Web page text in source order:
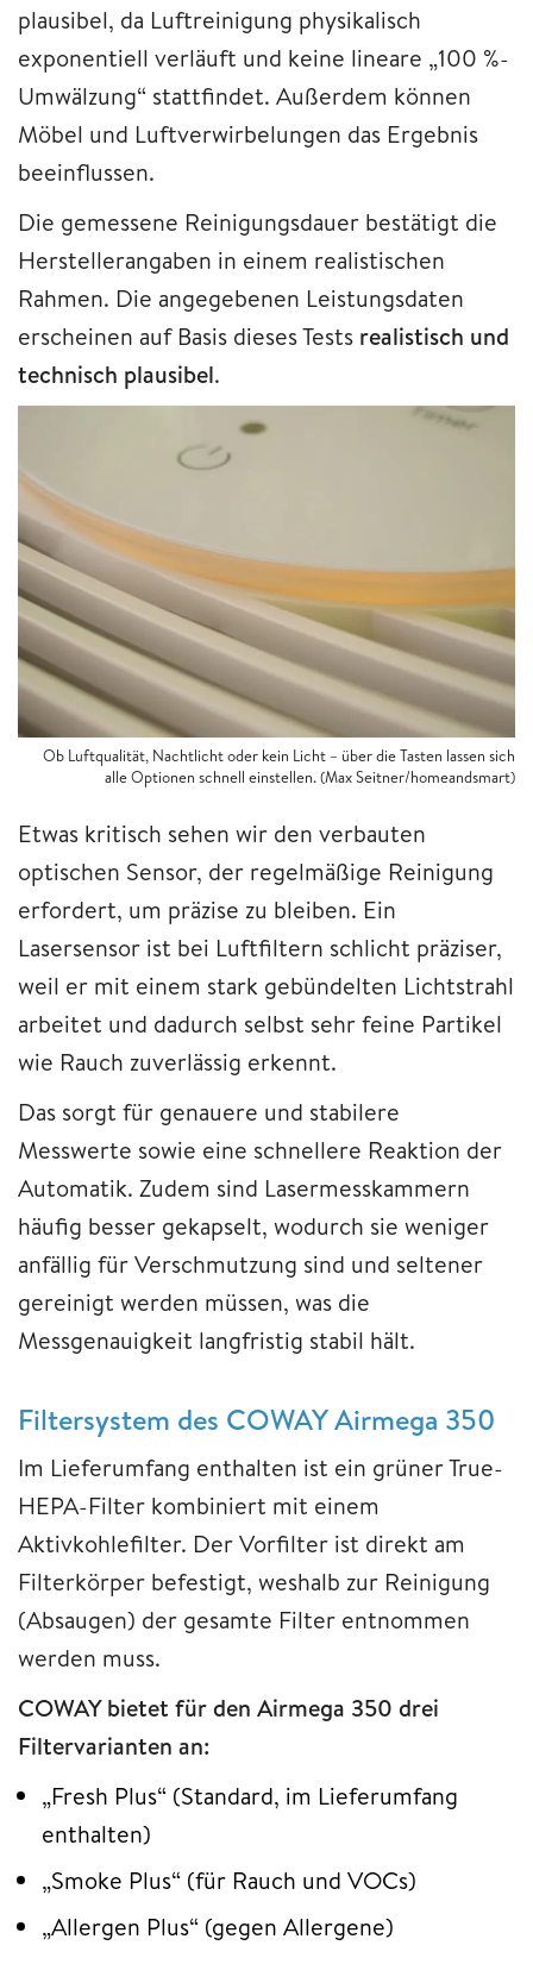
plausibel, da Luftreinigung physikalisch
exponentiell verläuft und keine lineare „100 %-
Umwälzung“ stattfindet. Außerdem können
Möbel und Luftverwirbelungen das Ergebnis
beeinflussen.
Die gemessene Reinigungsdauer bestätigt die
Herstellerangaben in einem realistischen
Rahmen. Die angegebenen Leistungsdaten
erscheinen auf Basis dieses Tests realistisch und
technisch plausibel.
Ob Luftqualität, Nachtlicht oder kein Licht – über die Tasten lassen sich
alle Optionen schnell einstellen. (Max Seitner/homeandsmart)
Etwas kritisch sehen wir den verbauten
optischen Sensor, der regelmäßige Reinigung
erfordert, um präzise zu bleiben. Ein
Lasersensor ist bei Luftfiltern schlicht präziser,
weil er mit einem stark gebündelten Lichtstrahl
arbeitet und dadurch selbst sehr feine Partikel
wie Rauch zuverlässig erkennt.
Das sorgt für genauere und stabilere
Messwerte sowie eine schnellere Reaktion der
Automatik. Zudem sind Lasermesskammern
häufig besser gekapselt, wodurch sie weniger
anfällig für Verschmutzung sind und seltener
gereinigt werden müssen, was die
Messgenauigkeit langfristig stabil hält.
Filtersystem des COWAY Airmega 350
Im Lieferumfang enthalten ist ein grüner True-
HEPA-Filter kombiniert mit einem
Aktivkohlefilter. Der Vorfilter ist direkt am
Filterkörper befestigt, weshalb zur Reinigung
(Absaugen) der gesamte Filter entnommen
werden muss.
COWAY bietet für den Airmega 350 drei
Filtervarianten an:
„Fresh Plus“ (Standard, im Lieferumfang
enthalten)
„Smoke Plus“ (für Rauch und VOCs)
„Allergen Plus“ (gegen Allergene)